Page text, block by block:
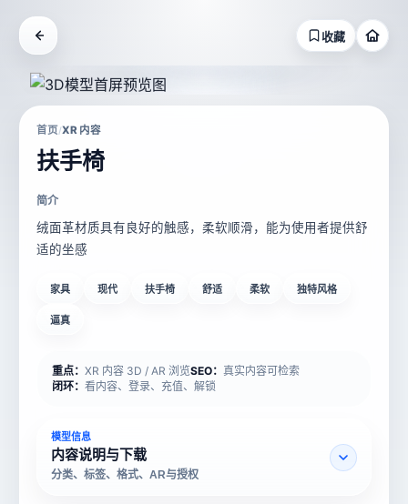
收藏
首页/XR 内容
扶手椅
简介
绒面革材质具有良好的触感，柔软顺滑，能为使用者提供舒
适的坐感
家具 现代 扶手椅 舒适 柔软 独特风格
逼真
重点： XR 内容 3D / AR 浏览SEO： 真实内容可检索
闭环： 看内容、登录、充值、解锁
模型信息
内容说明与下载
分类、标签、格式、AR与授权